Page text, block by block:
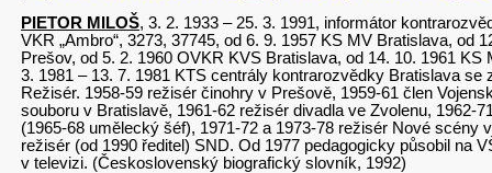
PIETOR MILOŠ, 3. 2. 1933 – 25. 3. 1991, informátor
VKR „Ambro“, 3273, 37745, od 6. 9. 1957 KS MV Bratislava, od
Prešov, od 5. 2. 1960 OVKR KVS Bratislava, od 14. 10. 1961
3. 1981 – 13. 7. 1981 KTS centrály kontrarozvědky Bratislava se
Režisér. 1958-59 režisér činohry v Prešově, 1959-61 člen
souboru v Bratislavě, 1961-62 režisér divadla ve Zvolenu, 1962-
(1965-68 umělecký šéf), 1971-72 a 1973-78 režisér Nové scény
režisér (od 1990 ředitel) SND. Od 1977 pedagogicky působil na
v televizi. (Československý biografický slovník, 1992)